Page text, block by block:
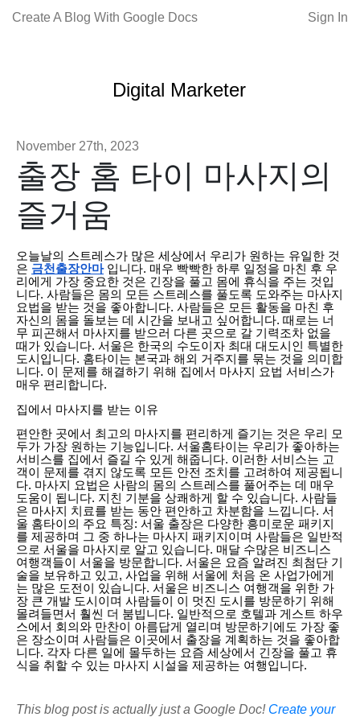
Create A Blog With Google Docs Sign In
Digital Marketer
November 27th, 2023
출장 홈 타이 마사지의
즐거움
오늘날의 스트레스가 많은 세상에서 우리가 원하는 유일한 것
은 금천출장안마입니다. 매우 빡빡한 하루 일정을 마친 후 우
리에게 가장 중요한 것은 긴장을 풀고 몸에 휴식을 주는 것입
니다. 사람들은 몸의 모든 스트레스를 풀도록 도와주는 마사지
요법을 받는 것을 좋아합니다. 사람들은 모든 활동을 마친 후
자신의 몸을 돌보는 데 시간을 보내고 싶어합니다. 때로는 너
무 피곤해서 마사지를 받으러 다른 곳으로 갈 기력조차 없을
때가 있습니다. 서울은 한국의 수도이자 최대 대도시인 특별한
도시입니다. 홈타이는 본국과 해외 거주지를 묶는 것을 의미합
니다. 이 문제를 해결하기 위해 집에서 마사지 요법 서비스가
매우 편리합니다.
집에서 마사지를 받는 이유
편안한 곳에서 최고의 마사지를 편리하게 즐기는 것은 우리 모
두가 가장 원하는 기능입니다. 서울홈타이는 우리가 좋아하는
서비스를 집에서 즐길 수 있게 해줍니다. 이러한 서비스는 고
객이 문제를 겪지 않도록 모든 안전 조치를 고려하여 제공됩니
다. 마사지 요법은 사람의 몸의 스트레스를 풀어주는 데 매우
도움이 됩니다. 지친 기분을 상쾌하게 할 수 있습니다. 사람들
은 마사지 치료를 받는 동안 편안하고 차분함을 느낍니다. 서
울 홈타이의 주요 특징: 서울 출장은 다양한 흥미로운 패키지
를 제공하며 그 중 하나는 마사지 패키지이며 사람들은 일반적
으로 서울을 마사지로 알고 있습니다. 매달 수많은 비즈니스
여행객들이 서울을 방문합니다. 서울은 요즘 알려진 최첨단 기
술을 보유하고 있고, 사업을 위해 서울에 처음 온 사업가에게
는 많은 도전이 있습니다. 서울은 비즈니스 여행객을 위한 가
장 큰 개발 도시이며 사람들이 이 멋진 도시를 방문하기 위해
몰려들면서 훨씬 더 붐빕니다. 일반적으로 호텔과 게스트 하우
스에서 회의와 만찬이 아름답게 열리며 방문하기에도 가장 좋
은 장소이며 사람들은 이곳에서 출장을 계획하는 것을 좋아합
니다. 각자 다른 일에 몰두하는 요즘 세상에서 긴장을 풀고 휴
식을 취할 수 있는 마사지 시설을 제공하는 여행입니다.
This blog post is actually just a Google Doc! Create your